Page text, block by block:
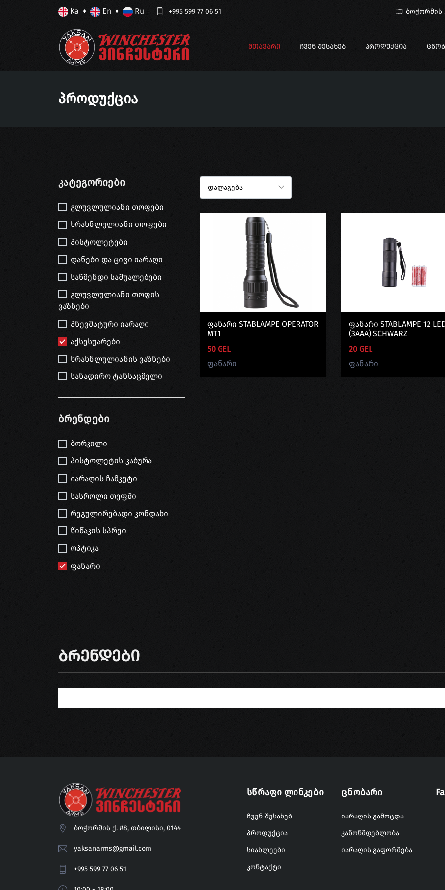
Ka ♦ En ♦ Ru +995 599 77 06 51 ბოჭორმის
ᲛᲗᲐᲕᲐᲠᲘ ᲩᲕᲔᲜ ᲨᲔᲡᲐᲮᲔᲑ ᲞᲠᲝᲓᲣᲥᲪᲘᲐ
Პროდუქცია
Ფანარი STABLAMPE OPERATOR
MT1
50 GEL
ფანარი
Ფანარი STABLAMPE 12
(3AAA) SCHWARZ
20 GEL
ფანარი
Კატეგორიები
გლუვლულიანი თოფები
ხრახნლულიანი თოფები
პისტოლეტები
დანები და ცივი იარაღი
საწმენდი საშუალებები
გლუვლულიანი თოფის
ვაზნები
პნევმატური იარაღი
აქსესუარები
ხრახნლულიანის ვაზნები
სანადირო ტანსაცმელი
Ბრენდები
ბორკილი
პისტოლეტის კაბურა
იარაღის ჩამკეტი
სასროლი თეფში
რეგულირებადი კონდახი
წიწაკის სპრეი
ოპტიკა
ფანარი
Ბრენდები
ბოჭორმის ქ. #8, თბილისი, 0144
yaksanarms@gmail.com
+995 599 77 06 51
Სწრაფი Ლინკები
ჩვენ შესახებ
პროდუქცია
სიახლეები
კონტაქტი
Ცნობარი
იარაღის გამოცდა
კანონმდებლობა
იარაღის გაფორმება